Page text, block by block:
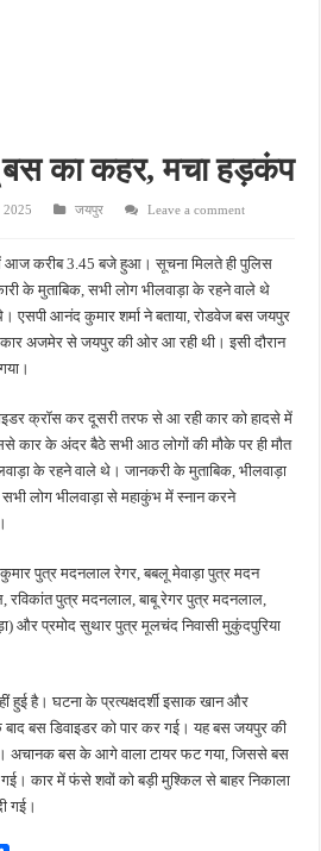
पर मिलेगा राज्य स्तरीय सम्मान, 31 अगस्त तक करें
का कहर, मचा हड़कंप
2025 जयपुर
Leave a comment
आज करीब 3.45 बजे हुआ। सूचना मिलते ही पुलिस
के मुताबिक, सभी लोग भीलवाड़ा के रहने वाले थे
एसपी आनंद कुमार शर्मा ने बताया, रोडवेज बस जयपुर
अजमेर से जयपुर की ओर आ रही थी। इसी दौरान
क्रॉस कर दूसरी तरफ से आ रही कार को हादसे में
कार के अंदर बैठे सभी आठ लोगों की मौके पर ही मौत
के रहने वाले थे। जानकरी के मुताबिक, भीलवाड़ा
लोग भीलवाड़ा से महाकुंभ में स्नान करने
पुत्र मदनलाल रेगर, बबलू मेवाड़ा पुत्र मदन
रविकांत पुत्र मदनलाल, बाबू रेगर पुत्र मदनलाल,
और प्रमोद सुथार पुत्र मूलचंद निवासी मुकुंदपुरिया
हुई है। घटना के प्रत्यक्षदर्शी इसाक खान और
बाद बस डिवाइडर को पार कर गई। यह बस जयपुर की
अचानक बस के आगे वाला टायर फट गया, जिससे बस
कार में फंसे शवों को बड़ी मुश्किल से बाहर निकाला
गई।